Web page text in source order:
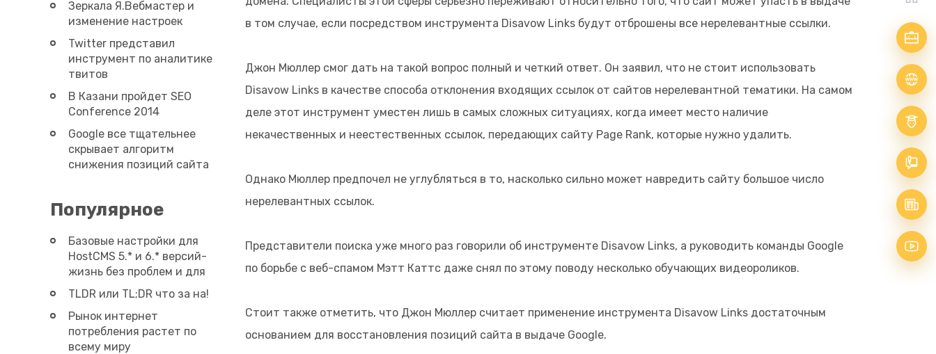
в том случае, если посредством инструмента Disavow Links будут отброшены все нерелевантные ссылки.
Джон Мюллер смог дать на такой вопрос полный и четкий ответ. Он заявил, что не стоит использовать
Disavow Links в качестве способа отклонения входящих ссылок от сайтов нерелевантной тематики. На самом
деле этот инструмент уместен лишь в самых сложных ситуациях, когда имеет место наличие
некачественных и неестественных ссылок, передающих сайту Page Rank, которые нужно удалить.
Однако Мюллер предпочел не углубляться в то, насколько сильно может навредить сайту большое число
нерелевантных ссылок.
Представители поиска уже много раз говорили об инструменте Disavow Links, а руководить команды Google
по борьбе с веб-спамом Мэтт Каттс даже снял по этому поводу несколько обучающих видеороликов.
Стоит также отметить, что Джон Мюллер считает применение инструмента Disavow Links достаточным
основанием для восстановления позиций сайта в выдаче Google.
Зеркала Я.Вебмастер и
изменение настроек
Twitter представил
инструмент по аналитике
твитов
В Казани пройдет SEO
Conference 2014
Google все тщательнее
скрывает алгоритм
снижения позиций сайта
Популярное
Базовые настройки для
HostCMS 5.* и 6.* версий-
жизнь без проблем и для
SEO полезно ;)
TLDR или TL;DR что за на!
Рынок интернет
потребления растет по
всему миру
Главная
Бизнес
Блог